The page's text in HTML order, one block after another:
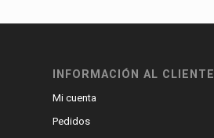
INFORMACIÓN AL CLIENTE
Mi cuenta
Pedidos